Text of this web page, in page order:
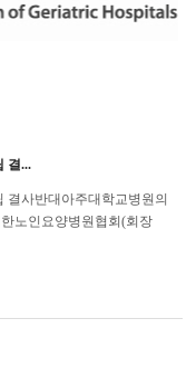
결...
결사반대아주대학교병원의
노인요양병원협회(회장
이 동네 ...